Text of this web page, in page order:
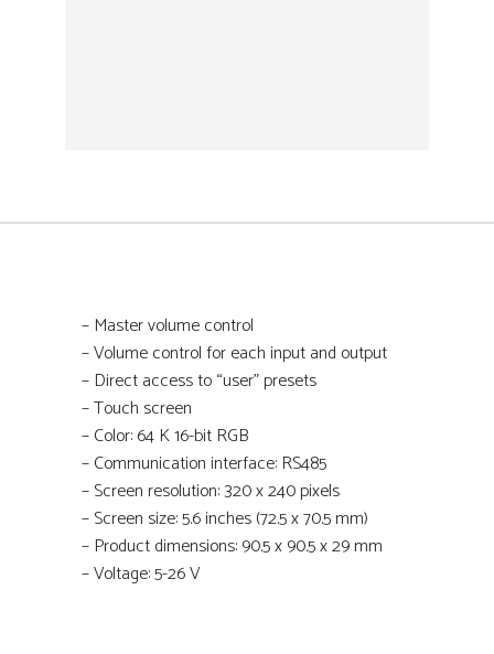
– Master volume control
– Volume control for each input and output
– Direct access to “user” presets
– Touch screen
– Color: 64 K 16-bit RGB
– Communication interface: RS485
– Screen resolution: 320 x 240 pixels
– Screen size: 5.6 inches (72.5 x 70.5 mm)
– Product dimensions: 90.5 x 90.5 x 29 mm
– Voltage: 5-26 V